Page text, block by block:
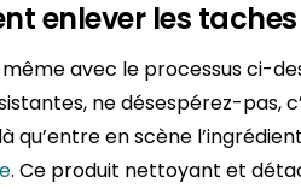
enlever les
avec le processus ci-
ne désespérez-pas,
qu’entre en scène
. Ce produit nettoyant et